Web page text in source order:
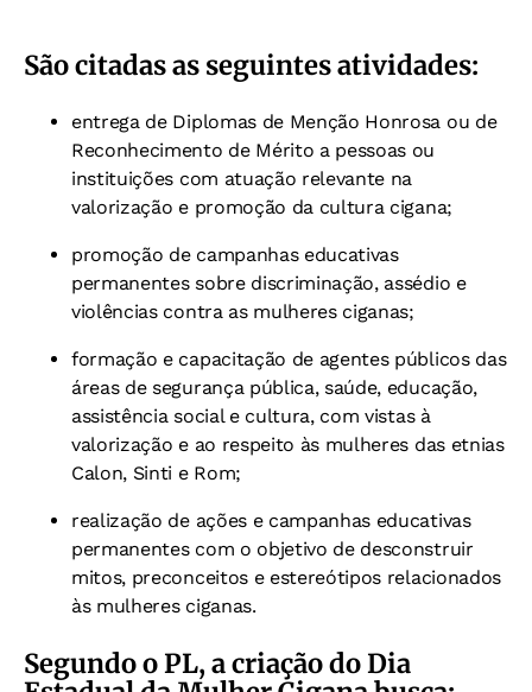
São citadas as seguintes atividades:
entrega de Diplomas de Menção Honrosa ou de
Reconhecimento de Mérito a pessoas ou
instituições com atuação relevante na
valorização e promoção da cultura cigana;
promoção de campanhas educativas
permanentes sobre discriminação, assédio e
violências contra as mulheres ciganas;
formação e capacitação de agentes públicos das
áreas de segurança pública, saúde, educação,
assistência social e cultura, com vistas à
valorização e ao respeito às mulheres das etnias
Calon, Sinti e Rom;
realização de ações e campanhas educativas
permanentes com o objetivo de desconstruir
mitos, preconceitos e estereótipos relacionados
às mulheres ciganas.
Segundo o PL, a criação do Dia